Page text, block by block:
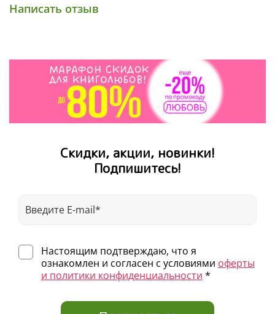
«Щенок Ворчалкин»
«Барсучок Задира»(который расскажет о
важности семейных ценностей и братско-
сестринских отношениях)
«Тигруля Капризуля»(которая разъяснит,
почему в детском садике не страшно, а,
Написать отзыв
Скидки, акции, новинки!
Подпишитесь!
Настоящим подтверждаю, что я
ознакомлен и согласен с условиями оферты
и политики конфиденциальности *